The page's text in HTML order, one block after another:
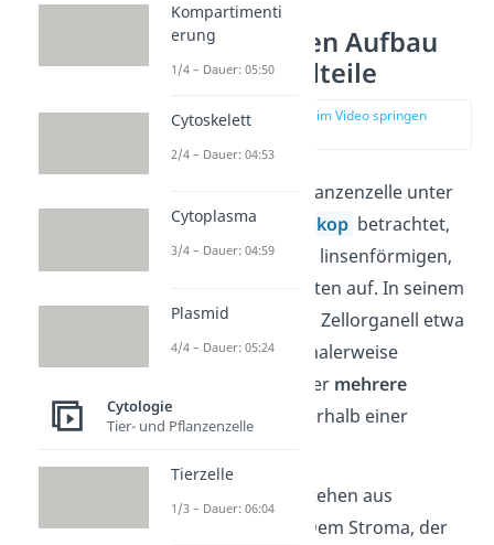
Chloroplasten Aufbau
und Bestandteile
zur Stelle im Video springen
Wenn man eine Pflanzenzelle unter
einemLichtmikroskop betrachtet,
fallen vor allem die linsenförmigen,
grünen Chloroplasten auf. In seinem
Querschnitt ist das Zellorganell etwa
4-8 μmgroß. Normalerweise
befinden sich immer mehrere
Chloroplasten innerhalb einer
Chloroplasten bestehen aus
mehreren Teilen: Dem Stroma, der
Kompartimenti
erung
1/4 – Dauer: 05:50
Cytoskelett
2/4 – Dauer: 04:53
Cytoplasma
3/4 – Dauer: 04:59
Plasmid
4/4 – Dauer: 05:24
Cytologie
Tier- und Pflanzenzelle
Tierzelle
1/3 – Dauer: 06:04